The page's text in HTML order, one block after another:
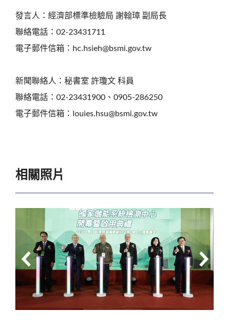
發言人：經濟部標準檢驗局 謝翰璋 副局長
聯絡電話：02-23431711
電子郵件信箱：hc.hsieh@bsmi.gov.tw
新聞聯絡人：秘書室 許瓊文 科員
聯絡電話：02-23431900、0905-286250
電子郵件信箱：louies.hsu@bsmi.gov.tw
相關照片